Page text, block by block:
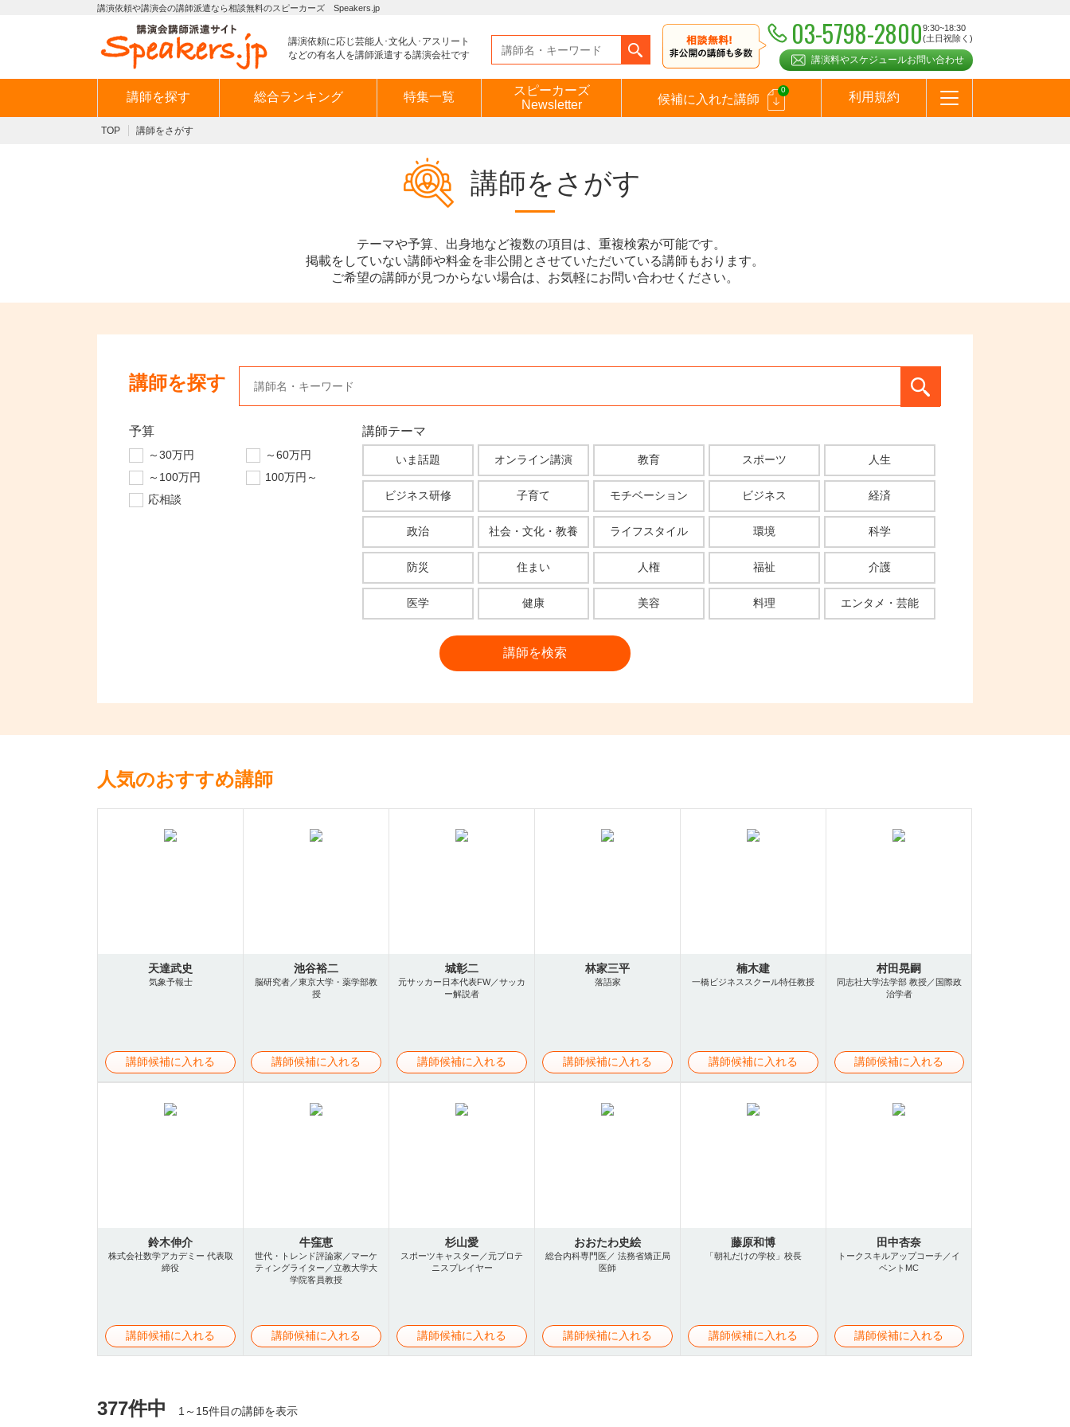
講演依頼や講演会の講師派遣なら相談無料のスピーカーズ Speakers.jp
講演依頼に応じ芸能人･文化人･アスリート
などの有名人を講師派遣する講演会社です
03-5798-28009:30~18:30
(土日祝除く)
講演料やスケジュールお問い合わせ
講師を探す 総合ランキング 特集一覧
スピーカーズ
Newsletter
候補に入れた講師
0
利用規約
TOP 講師をさがす
講師をさがす
テーマや予算、出身地など複数の項目は、重複検索が可能です。
掲載をしていない講師や料金を非公開とさせていただいている講師もおります。
ご希望の講師が見つからない場合は、お気軽にお問い合わせください。
講師を探す
予算
～30万円
～60万円
～100万円
100万円～
応相談
講師テーマ
いま話題 オンライン講演 教育 スポーツ 人生
ビジネス研修 子育て モチベーション ビジネス 経済
政治 社会・文化・教養 ライフスタイル 環境 科学
防災 住まい 人権 福祉 介護
医学 健康 美容 料理 エンタメ・芸能
人気のおすすめ講師
天達武史
気象予報士
講師候補に入れる
池谷裕二
脳研究者／東京大学・薬学部教
授
講師候補に入れる
城彰二
元サッカー日本代表FW／サッカ
ー解説者
講師候補に入れる
林家三平
落語家
講師候補に入れる
楠木建
一橋ビジネススクール特任教授
講師候補に入れる
村田晃嗣
同志社大学法学部 教授／国際政
治学者
講師候補に入れる
鈴木伸介
株式会社数学アカデミー 代表取
締役
講師候補に入れる
牛窪恵
世代・トレンド評論家／マーケ
ティングライター／立教大学大
学院客員教授
講師候補に入れる
杉山愛
スポーツキャスター／元プロテ
ニスプレイヤー
講師候補に入れる
おおたわ史絵
総合内科専門医／ 法務省矯正局
医師
講師候補に入れる
藤原和博
「朝礼だけの学校」校長
講師候補に入れる
田中杏奈
トークスキルアップコーチ／イ
ベントMC
講師候補に入れる
377件中 1～15件目の講師を表示